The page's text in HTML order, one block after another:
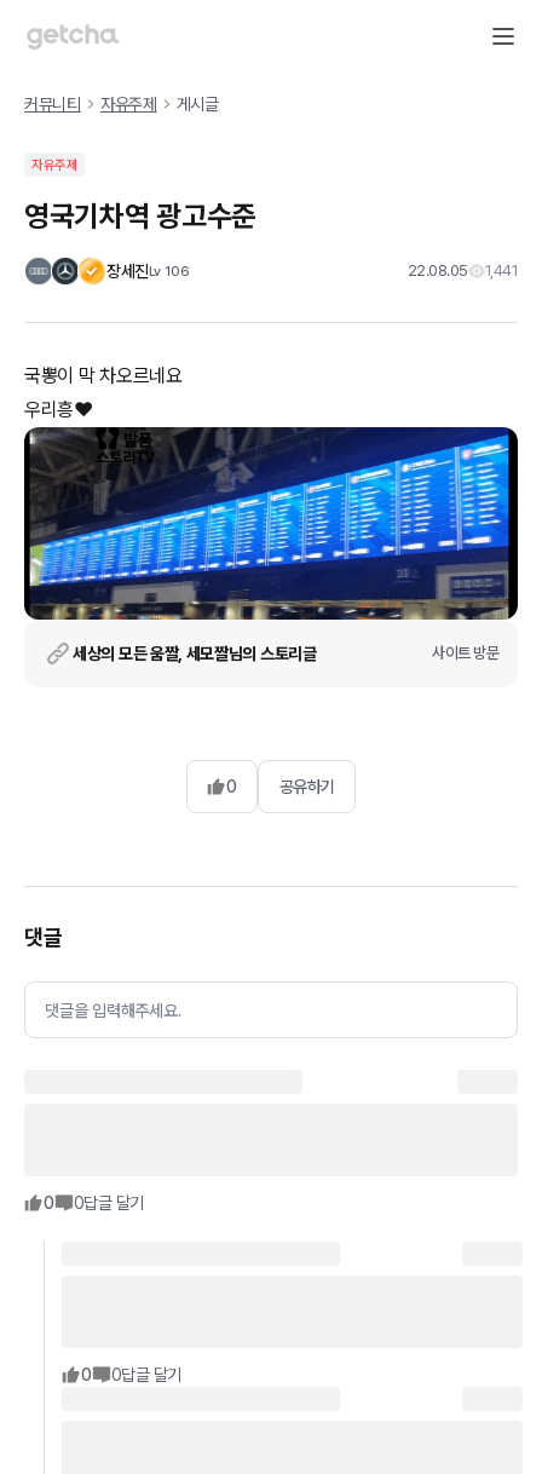
커뮤니티 자유주제 게시글
자유주제
영국기차역 광고수준
장세진Lv 106 22.08.05 1,441
국뽕이 막 차오르네요
우리흥❤️
세상의 모든 움짤, 세모짤님의 스토리글 사이트 방문
0 공유하기
댓글
댓글을 입력해주세요.
0 0답글 달기
0 0답글 달기